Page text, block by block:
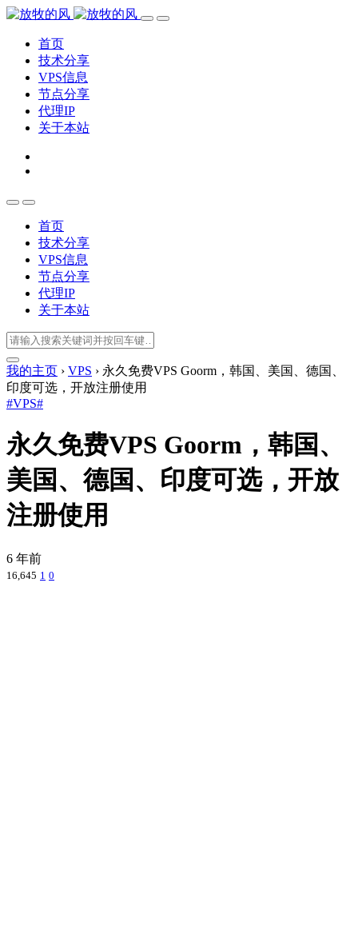
首页
技术分享
VPS信息
节点分享
代理IP
关于本站
首页
技术分享
VPS信息
节点分享
代理IP
关于本站
我的主页 › VPS › 永久免费VPS Goorm，韩国、美国、德国、
印度可选，开放注册使用
#VPS#
永久免费VPS Goorm，韩国、
美国、德国、印度可选，开放
注册使用
6 年前
16,645 1 0